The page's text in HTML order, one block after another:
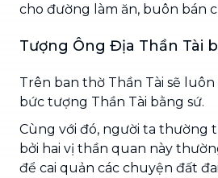
cho đường làm ăn, buôn bán
Tượng Ông Địa Thần Tài
Trên ban thờ Thần Tài sẽ
bức tượng Thần Tài bằng sứ.
Cùng với đó, người ta thường
bởi hai vị thần quan này
để cai quản các chuyện đất